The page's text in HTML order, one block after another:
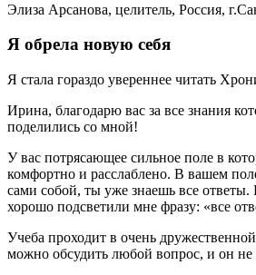
Элиза Арсанова, целитель, Россия,
Я обрела новую себя
Я стала гораздо увереннее читать
Ирина, благодарю вас за все знания
поделились со мной!
У вас потрясающее сильное поле в
комфортно и расслаблено. В вашем
сами собой, ты уже знаешь все
хорошо подсветили мне фразу: «все
Учеба проходит в очень
можно обсудить любой вопрос, и он не